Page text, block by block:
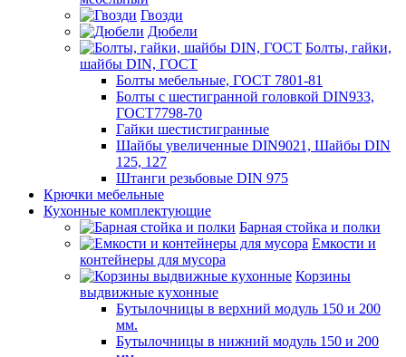
Гвозди
Дюбели
Болты, гайки,
шайбы DIN, ГОСТ
Болты мебельные, ГОСТ 7801-81
Болты с шестигранной головкой DIN933,
ГОСТ7798-70
Гайки шестистигранные
Шайбы увеличенные DIN9021, Шайбы DIN
125, 127
Штанги резьбовые DIN 975
Крючки мебельные
Кухонные комплектующие
Барная стойка и полки
Емкости и
контейнеры для мусора
Корзины
выдвижные кухонные
Бутылочницы в верхний модуль 150 и 200
мм.
Бутылочницы в нижний модуль 150 и 200